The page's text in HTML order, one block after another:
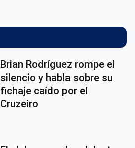
Brian Rodríguez rompe el
silencio y habla sobre su
fichaje caído por el
Cruzeiro